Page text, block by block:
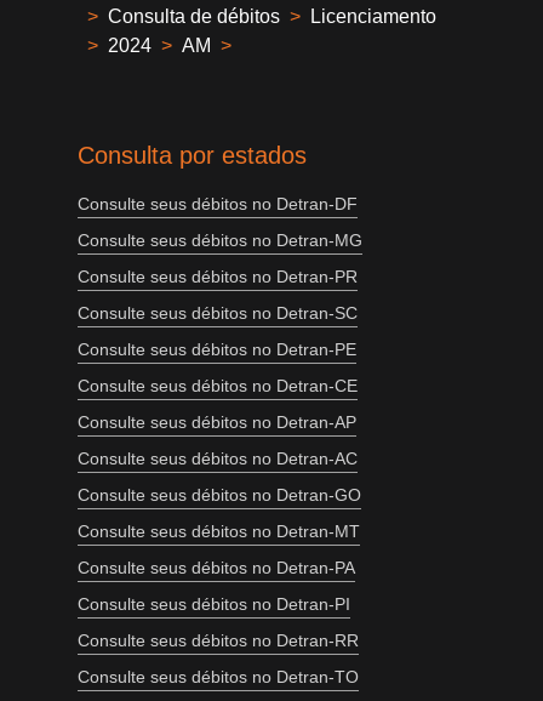
> Consulta de débitos >
Licenciamento
> 2024 > AM >
Consulta por estados
Consulte seus débitos no Detran-DF
Consulte seus débitos no Detran-MG
Consulte seus débitos no Detran-PR
Consulte seus débitos no Detran-SC
Consulte seus débitos no Detran-PE
Consulte seus débitos no Detran-CE
Consulte seus débitos no Detran-AP
Consulte seus débitos no Detran-AC
Consulte seus débitos no Detran-GO
Consulte seus débitos no Detran-MT
Consulte seus débitos no Detran-PA
Consulte seus débitos no Detran-PI
Consulte seus débitos no Detran-RR
Consulte seus débitos no Detran-TO